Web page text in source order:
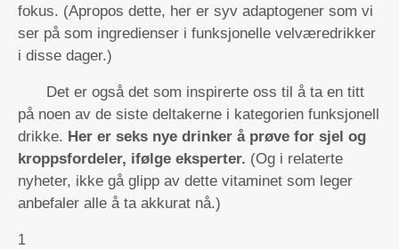
fokus. (Apropos dette, her er syv adaptogener som vi
ser på som ingredienser i funksjonelle velværedrikker
i disse dager.)
Det er også det som inspirerte oss til å ta en titt
på noen av de siste deltakerne i kategorien funksjonell
drikke. Her er seks nye drinker å prøve for sjel og
kroppsfordeler, ifølge eksperter. (Og i relaterte
nyheter, ikke gå glipp av dette vitaminet som leger
anbefaler alle å ta akkurat nå.)
1